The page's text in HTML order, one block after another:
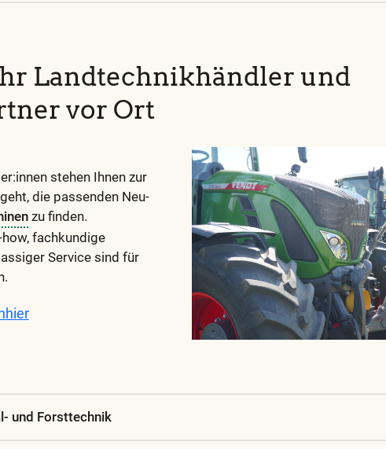
Landtechnikhändler und
vor Ort
stehen Ihnen zur
die passenden Neu-
zu finden.
fachkundige
Service sind für
hier
und Forsttechnik